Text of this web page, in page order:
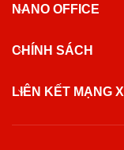
NANO OFFICE
CHÍNH SÁCH
LIÊN KẾT MẠNG